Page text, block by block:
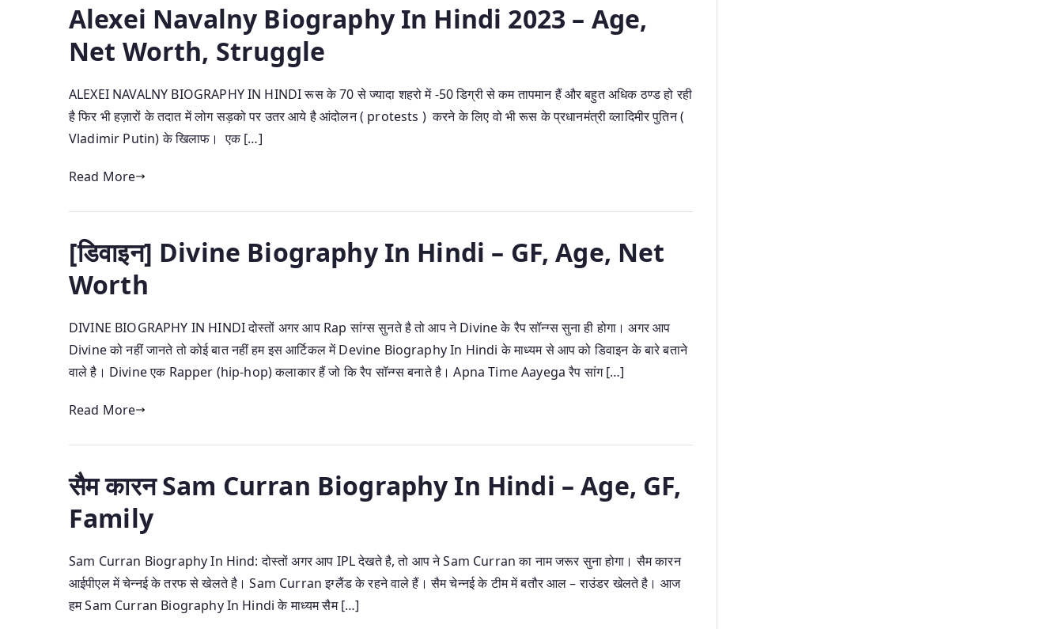
Alexei Navalny Biography In Hindi 2023 – Age,
Net Worth, Struggle
ALEXEI NAVALNY BIOGRAPHY IN HINDI रूस के 70 से ज्यादा शहरो में -50 डिग्री से कम तापमान हैं और बहुत अधिक ठण्ड हो रही
है फिर भी हज़ारों के तदात में लोग सड़को पर उतर आये है आंदोलन ( protests ) करने के लिए वो भी रूस के प्रधानमंत्री व्लादिमीर पुतिन (
Vladimir Putin) के खिलाफ। एक […]
Read More
[डिवाइन] Divine Biography In Hindi – GF, Age, Net
Worth
DIVINE BIOGRAPHY IN HINDI दोस्तों अगर आप Rap सांग्स सुनते है तो आप ने Divine के रैप सॉन्ग्स सुना ही होगा। अगर आप
Divine को नहीं जानते तो कोई बात नहीं हम इस आर्टिकल में Devine Biography In Hindi के माध्यम से आप को डिवाइन के बारे बताने
वाले है। Divine एक Rapper (hip-hop) कलाकार हैं जो कि रैप सॉन्ग्स बनाते है। Apna Time Aayega रैप सांग […]
Read More
सैम कारन Sam Curran Biography In Hindi – Age, GF,
Family
Sam Curran Biography In Hind: दोस्तों अगर आप IPL देखते है, तो आप ने Sam Curran का नाम जरूर सुना होगा। सैम कारन
आईपीएल में चेन्नई के तरफ से खेलते है। Sam Curran इग्लैंड के रहने वाले हैं। सैम चेन्नई के टीम में बतौर आल – राउंडर खेलते है। आज
हम Sam Curran Biography In Hindi के माध्यम सैम […]